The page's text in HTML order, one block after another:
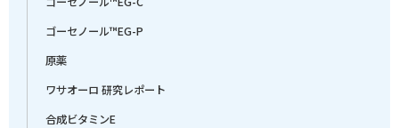
ゴーセノール™EG-P
原薬
ワサオーロ 研究レポート
合成ビタミンE